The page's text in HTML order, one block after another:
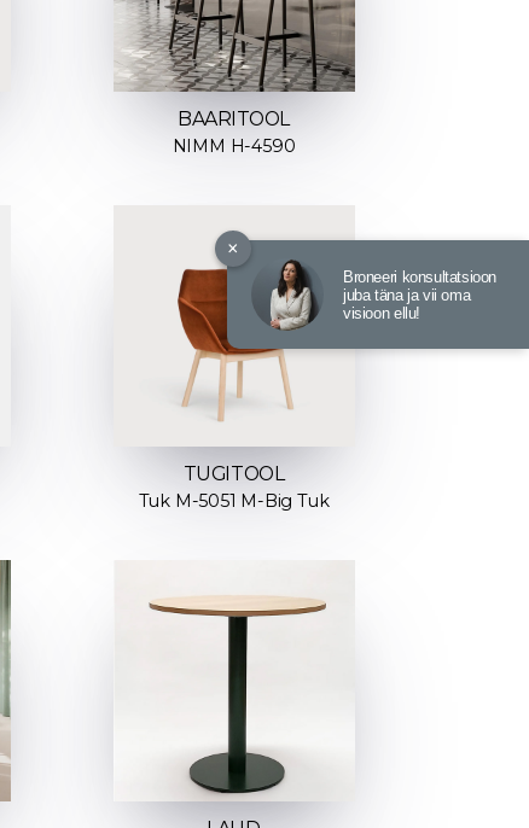
BAARITOOL
NIMM H-4590
TUGITOOL
Tuk M-5051 M-Big Tuk
×
Broneeri konsultatsioon
juba täna ja vii oma
visioon ellu!